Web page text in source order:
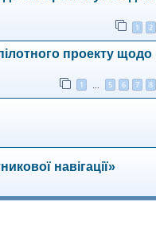
1 2
проекту щодо
1 5 6 7 8
навігації»